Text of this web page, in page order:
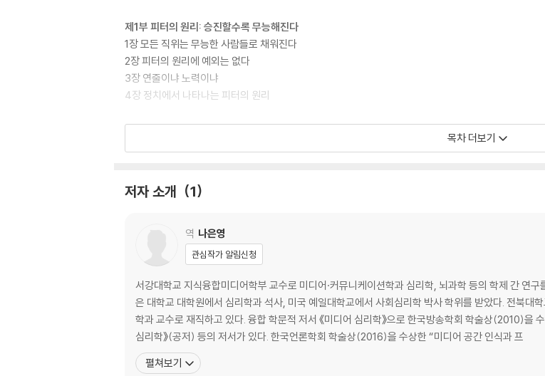
제1부 피터의 원리: 승진할수록 무능해진다
1장 모든 직위는 무능한 사람들로 채워진다
2장 피터의 원리에 예외는 없다
3장 연줄이냐 노력이냐
4장 정치에서 나타나는 피터의 원리
제2부 무능력과 창조적 무능력
8장 창조적 무능력이 주는 행복
제3부 행복한 삶을 위한 피터의 처방 1～25
9장 너 자신을 알라
10장 자신의 위계조직을 알라
11장 자신의 방향을 알라
12장 자신을 방어하라
제4부 리더를 위한 피터의 처방 26～66
13장 목표를 정했는가
14장 이성적으로 결정하라
목차 더보기
저자 소개 1
역 나은영
관심작가 알림신청
서강대학교 지식융합미디어학부 교수로 미디어·커뮤니케이션학과 심리학, 뇌과학 등의 학제 간 연
은 대학교 대학원에서 심리학과 석사, 미국 예일대학교에서 사회심리학 박사 학위를 받았다. 전북
학과 교수로 재직하고 있다. 융합 학문적 저서 《미디어 심리학》으로 한국방송학회 학술상(2010)을
심리학》(공저) 등의 저서가 있다. 한국언론학회 학술상(2016)을 수상한 “미디어 공간 인식과 프
펼쳐보기